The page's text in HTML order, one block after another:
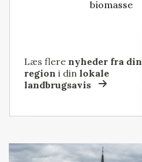
biomasse
Læs flere nyheder fra din
region i dinlokale
landbrugsavis